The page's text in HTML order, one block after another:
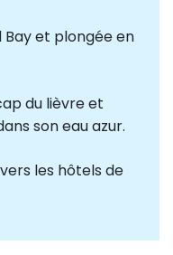
et plongée en
du lièvre et
son eau azur.
les hôtels de